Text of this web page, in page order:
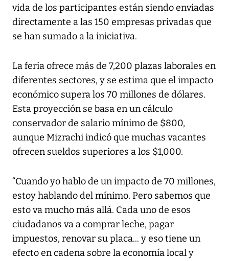
vida de los participantes están siendo enviadas
directamente a las 150 empresas privadas que
se han sumado a la iniciativa.
La feria ofrece más de 7,200 plazas laborales en
diferentes sectores, y se estima que el impacto
económico supera los 70 millones de dólares.
Esta proyección se basa en un cálculo
conservador de salario mínimo de $800,
aunque Mizrachi indicó que muchas vacantes
ofrecen sueldos superiores a los $1,000.
“Cuando yo hablo de un impacto de 70 millones,
estoy hablando del mínimo. Pero sabemos que
esto va mucho más allá. Cada uno de esos
ciudadanos va a comprar leche, pagar
impuestos, renovar su placa... y eso tiene un
efecto en cadena sobre la economía local y